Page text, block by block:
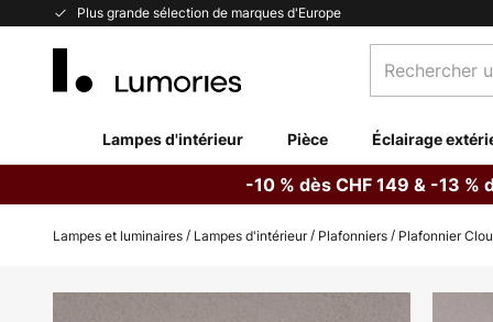
Plus grande sélection de marques d'Europe
Allez
un
catégorie...
Lampes d'intérieur Pièce Éclairage
-10 % dès CHF 149 & -13 %
Lampes et luminaires Lampes d'intérieur Plafonniers Plafonnier